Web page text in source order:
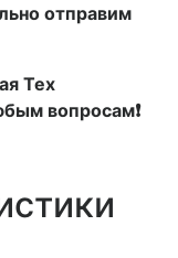
отправим
Тех
вопросам❗